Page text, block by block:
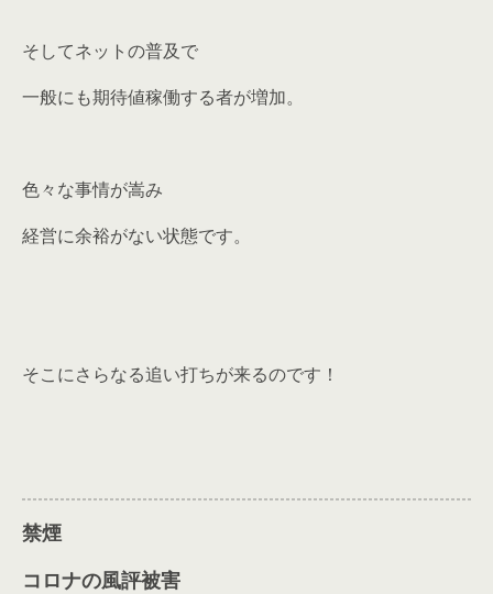
そしてネットの普及で
一般にも期待値稼働する者が増加。
色々な事情が嵩み
経営に余裕がない状態です。
そこにさらなる追い打ちが来るのです！
禁煙
コロナの風評被害